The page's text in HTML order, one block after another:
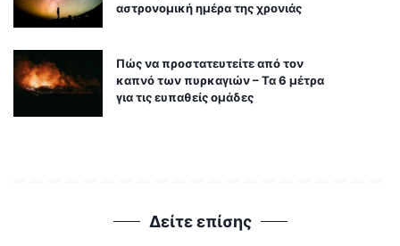
αστρονομική ημέρα της χρονιάς
Πώς να προστατευτείτε από τον
καπνό των πυρκαγιών – Τα 6 μέτρα
για τις ευπαθείς ομάδες
Δείτε επίσης